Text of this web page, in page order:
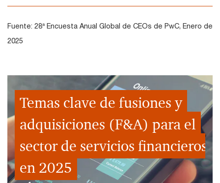
Fuente: 28ª Encuesta Anual Global de CEOs de PwC, Enero de
2025
Temas clave de fusiones y
adquisiciones (F&A) para el
sector de servicios financieros
en 2025